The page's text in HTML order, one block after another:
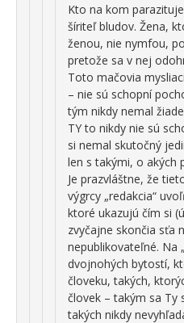
Kto na kom
šíriteľ bludov. Žena,
ženou, nie nymfou,
pretože sa v nej
Toto mačovia
– nie sú schopní
tým nikdy nemal
TY to nikdy nie sú
si nemal skutočný
len s takými, o akých
Je prazvláštne, že
výgrcy „redakcia“
ktoré ukazujú čím si
zvyčajne skončia sťa
nepublikovateľné. Na
dvojnohých bytostí,
človeku, takých,
človek – takým sa Ty
takých nikdy